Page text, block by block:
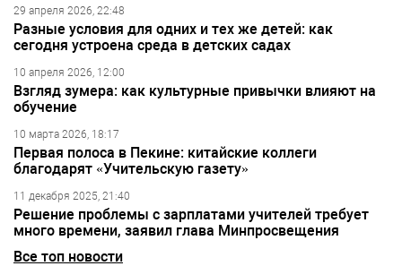
29 апреля 2026, 22:48
Разные условия для одних и тех же детей: как
сегодня устроена среда в детских садах
10 апреля 2026, 12:00
Взгляд зумера: как культурные привычки влияют на
обучение
10 марта 2026, 18:17
Первая полоса в Пекине: китайские коллеги
благодарят «Учительскую газету»
11 декабря 2025, 21:40
Решение проблемы с зарплатами учителей требует
много времени, заявил глава Минпросвещения
Все топ новости